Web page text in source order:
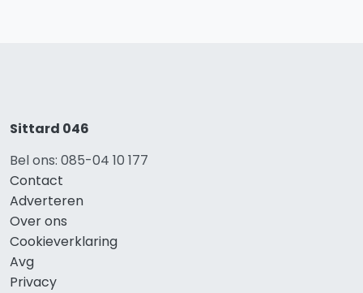
Sittard 046
Bel ons: 085-04 10 177
Contact
Adverteren
Over ons
Cookieverklaring
Avg
Privacy